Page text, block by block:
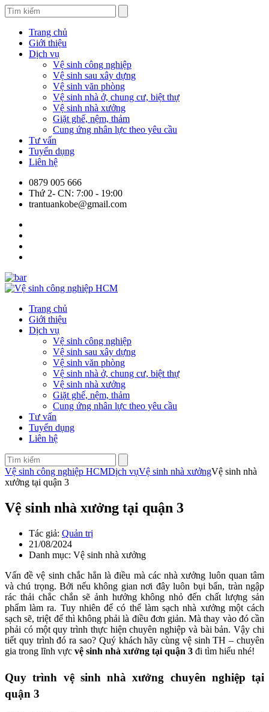
Trang chủ
Giới thiệu
Dịch vụ
Vệ sinh công nghiệp
Vệ sinh sau xây dựng
Vệ sinh văn phòng
Vệ sinh nhà ở, chung cư, biệt thự
Vệ sinh nhà xưởng
Giặt ghế, nệm, thảm
Cung ứng nhân lực theo yêu cầu
Tư vấn
Tuyển dụng
Liên hệ
0879 005 666
Thứ 2- CN: 7:00 - 19:00
trantuankobe@gmail.com
Trang chủ
Giới thiệu
Dịch vụ
Vệ sinh công nghiệp
Vệ sinh sau xây dựng
Vệ sinh văn phòng
Vệ sinh nhà ở, chung cư, biệt thự
Vệ sinh nhà xưởng
Giặt ghế, nệm, thảm
Cung ứng nhân lực theo yêu cầu
Tư vấn
Tuyển dụng
Liên hệ
Vệ sinh công nghiệp HCMDịch vụVệ sinh nhà xưởngVệ sinh nhà
xưởng tại quận 3
Vệ sinh nhà xưởng tại quận 3
Tác giả: Quản trị
21/08/2024
Danh mục: Vệ sinh nhà xưởng
Vấn đề vệ sinh chắc hẳn là điều mà các nhà xưởng luôn quan tâm
và chú trọng. Bởi nếu không gian nơi đây luôn bụi bẩn, tràn ngập
rác thải chắc chắn sẽ ảnh hưởng không nhỏ đến chất lượng sản
phẩm làm ra. Tuy nhiên để có thể làm sạch nhà xưởng một cách
sạch sẽ, triệt để thì không phải là điều đơn giản. Mà thay vào đó cần
phải có một quy trình thực hiện chuyên nghiệp và bài bản. Vậy chi
tiết quy trình đó ra sao? Quý khách hãy cùng vệ sinh TH – chuyên
gia trong lĩnh vực vệ sinh nhà xưởng tại quận 3 đi tìm hiểu nhé!
Quy trình vệ sinh nhà xưởng chuyên nghiệp tại
quận 3